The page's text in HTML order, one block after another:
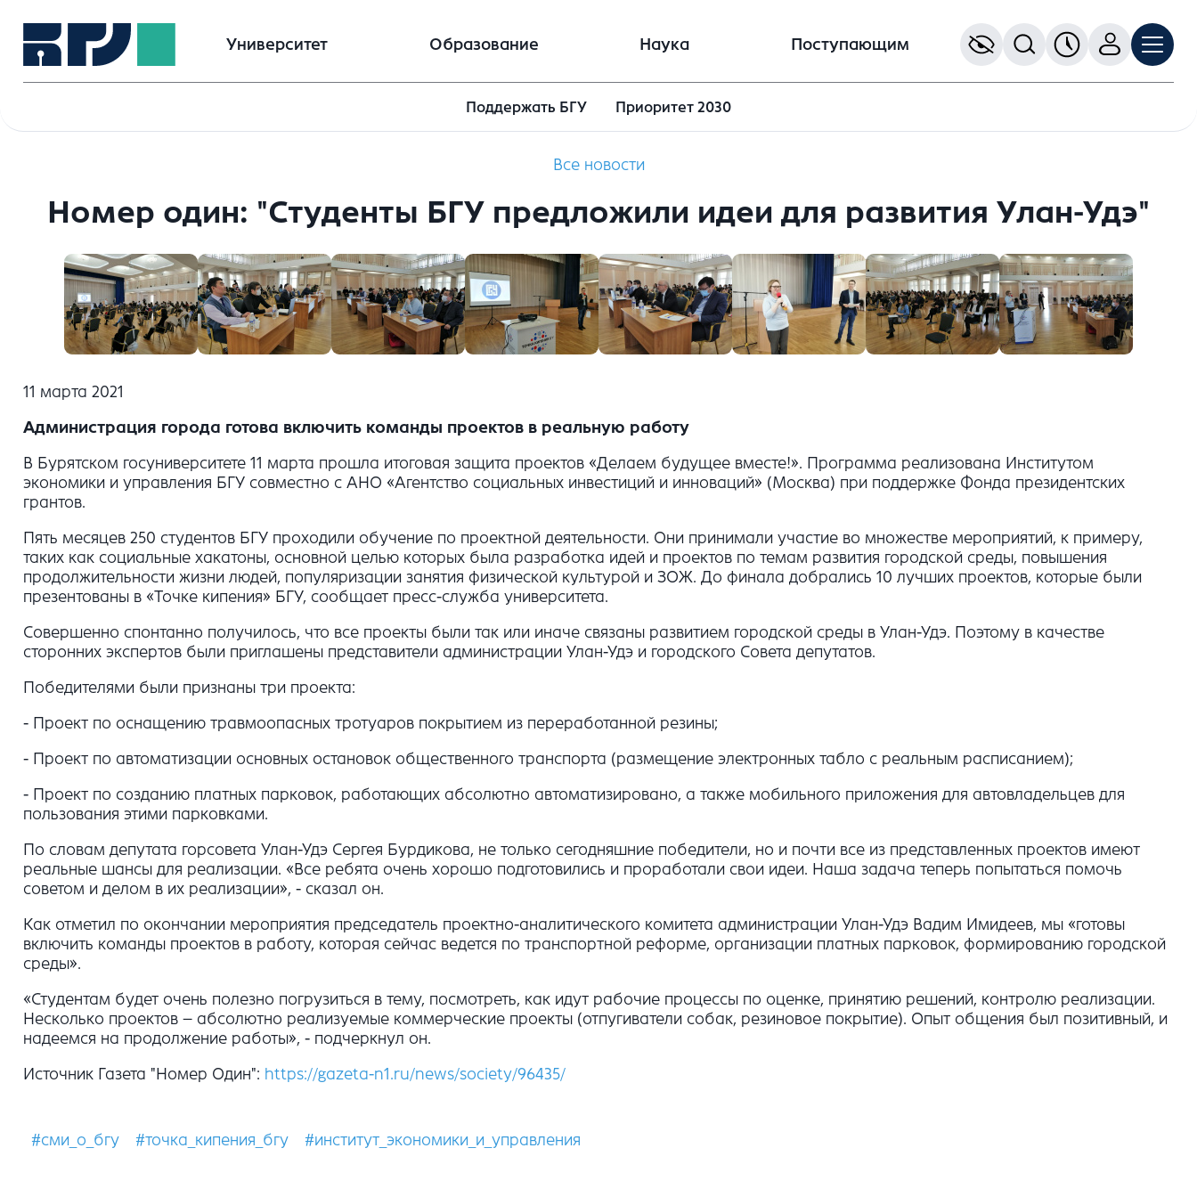
Университет Образование Наука Поступающим
Поддержать БГУ Приоритет 2030
Все новости
Номер один: "Студенты БГУ предложили идеи для развития Улан-Удэ"
11 марта 2021
Администрация города готова включить команды проектов в реальную работу
В Бурятском госуниверситете 11 марта прошла итоговая защита проектов «Делаем будущее вместе!». Программа реализована Институтом
экономики и управления БГУ совместно с АНО «Агентство социальных инвестиций и инноваций» (Москва) при поддержке Фонда президентских
грантов.
Пять месяцев 250 студентов БГУ проходили обучение по проектной деятельности. Они принимали участие во множестве мероприятий, к примеру,
таких как социальные хакатоны, основной целью которых была разработка идей и проектов по темам развития городской среды, повышения
продолжительности жизни людей, популяризации занятия физической культурой и ЗОЖ. До финала добрались 10 лучших проектов, которые были
презентованы в «Точке кипения» БГУ, сообщает пресс-служба университета.
Совершенно спонтанно получилось, что все проекты были так или иначе связаны развитием городской среды в Улан-Удэ. Поэтому в качестве
сторонних экспертов были приглашены представители администрации Улан-Удэ и городского Совета депутатов.
Победителями были признаны три проекта:
- Проект по оснащению травмоопасных тротуаров покрытием из переработанной резины;
- Проект по автоматизации основных остановок общественного транспорта (размещение электронных табло с реальным расписанием);
- Проект по созданию платных парковок, работающих абсолютно автоматизировано, а также мобильного приложения для автовладельцев для
пользования этими парковками.
По словам депутата горсовета Улан-Удэ Сергея Бурдикова, не только сегодняшние победители, но и почти все из представленных проектов имеют
реальные шансы для реализации. «Все ребята очень хорошо подготовились и проработали свои идеи. Наша задача теперь попытаться помочь
советом и делом в их реализации», - сказал он.
Как отметил по окончании мероприятия председатель проектно-аналитического комитета администрации Улан-Удэ Вадим Имидеев, мы «готовы
включить команды проектов в работу, которая сейчас ведется по транспортной реформе, организации платных парковок, формированию городской
среды».
«Студентам будет очень полезно погрузиться в тему, посмотреть, как идут рабочие процессы по оценке, принятию решений, контролю реализации.
Несколько проектов – абсолютно реализуемые коммерческие проекты (отпугиватели собак, резиновое покрытие). Опыт общения был позитивный, и
надеемся на продолжение работы», - подчеркнул он.
Источник Газета "Номер Один": https://gazeta-n1.ru/news/society/96435/
#сми_о_бгу #точка_кипения_бгу #институт_экономики_и_управления